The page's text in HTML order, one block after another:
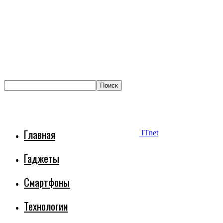
ITnet
Главная
Гаджеты
Смартфоны
Технологии